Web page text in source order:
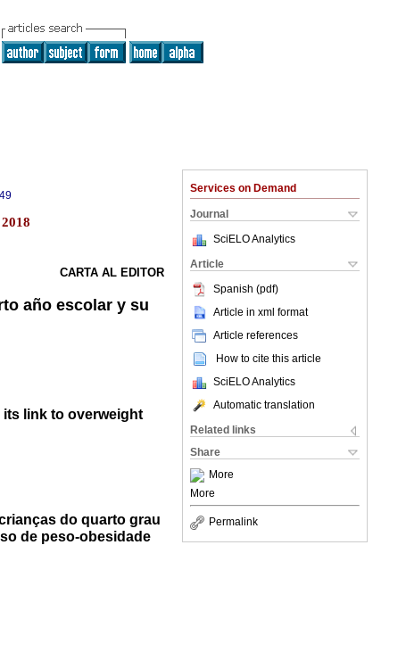
Services on Demand
Journal
SciELO Analytics
Article
Spanish (pdf)
Article in xml format
Article references
How to cite this article
SciELO Analytics
Automatic translation
Related links
Share
More
More
Permalink
CARTA AL EDITOR
año escolar y su
link to overweight
do quarto grau
de peso-obesidade